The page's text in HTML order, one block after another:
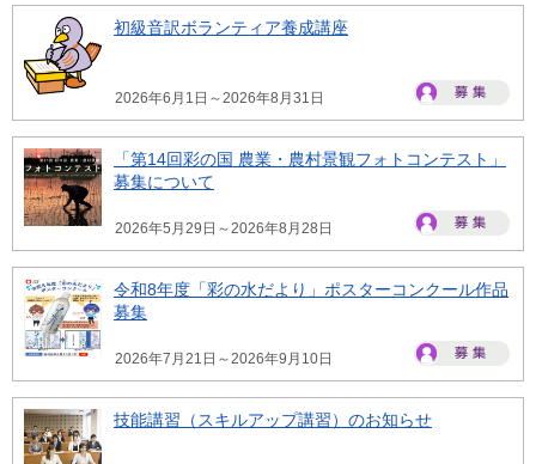
初級音訳ボランティア養成講座
2026年6月1日～2026年8月31日
「第14回彩の国 農業・農村景観フォトコンテスト」
募集について
2026年5月29日～2026年8月28日
令和8年度「彩の水だより」ポスターコンクール作品
募集
2026年7月21日～2026年9月10日
技能講習（スキルアップ講習）のお知らせ